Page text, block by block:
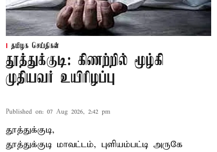
தமிழக செய்திகள்
தூத்துக்குடி: கிணற்றில் மூழ்கி
முதியவர் உயிரிழப்பு
Published on: 07 Aug 2026, 2:42 pm
தூத்துக்குடி,
தூத்துக்குடி மாவட்டம், புளியம்பட்டி அருகே